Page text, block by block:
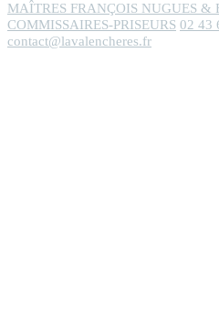
MAÎTRES FRANÇOIS NUGUES &
COMMISSAIRES-PRISEURS 02 43
contact@lavalencheres.fr